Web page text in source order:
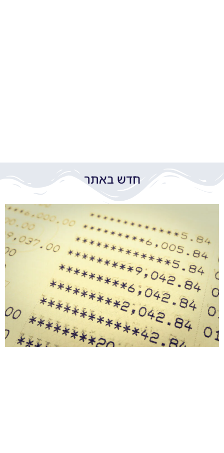
חדש באתר